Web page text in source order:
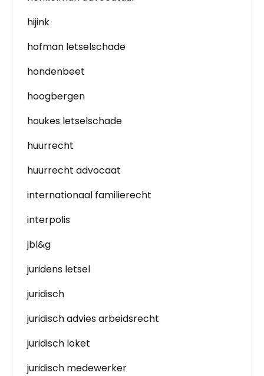
hijink
hofman letselschade
hondenbeet
hoogbergen
houkes letselschade
huurrecht
huurrecht advocaat
internationaal familierecht
interpolis
jbl&g
juridens letsel
juridisch
juridisch advies arbeidsrecht
juridisch loket
juridisch medewerker